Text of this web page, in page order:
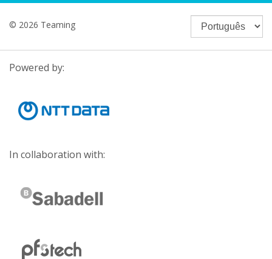
© 2026 Teaming
Powered by:
In collaboration with: